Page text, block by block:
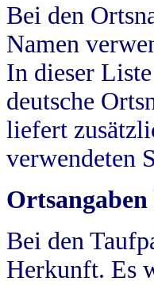
Bei den
Namen
In dieser
deutsche
liefert
verwendeten
Bei den
Herkunft. Es